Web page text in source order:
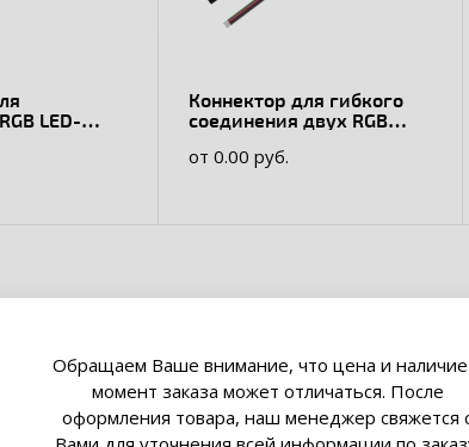
LED-
Коннектор для гибкого
соединения двух RGB
(тип 5050)
от 0.00 руб.
Обращаем Ваше внимание, что цена и наличие
момент заказа может отличаться. После
оформления товара, наш менеджер свяжется